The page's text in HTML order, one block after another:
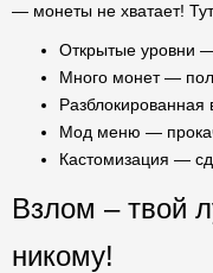
— монеты не хватает!
Открытые уровни
Много монет —
Разблокированная
Мод меню —
Кастомизация —
Взлом – твой
никому!